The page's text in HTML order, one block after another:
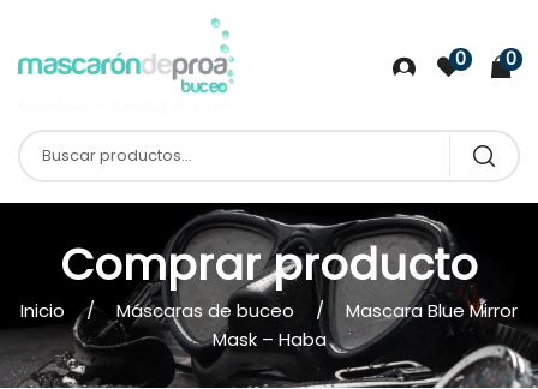
0 0
Comprar producto
Inicio Máscaras de buceo
Mascara Blue Mirror
Mask – Haba